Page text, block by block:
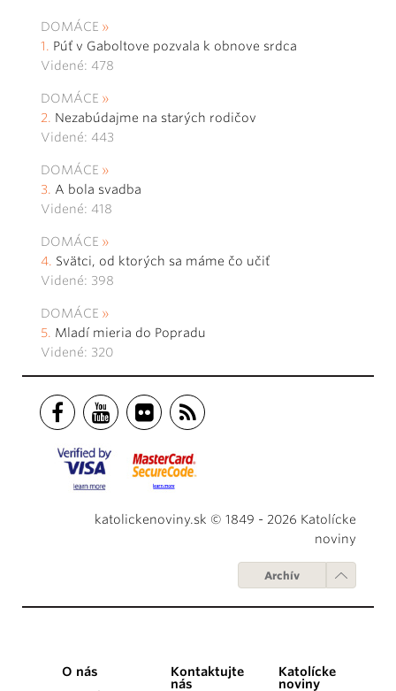
DOMÁCE
Púť v Gaboltove pozvala k obnove srdca
Videné: 478
DOMÁCE
Nezabúdajme na starých rodičov
Videné: 443
DOMÁCE
A bola svadba
Videné: 418
DOMÁCE
Svätci, od ktorých sa máme čo učiť
Videné: 398
DOMÁCE
Mladí mieria do Popradu
Videné: 320
katolickenoviny.sk © 1849 - 2026 Katolícke
noviny
Archív
O nás
Kontaktujte
nás
Katolícke
noviny